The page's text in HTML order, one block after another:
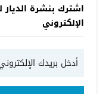
اشترك بنشرة الديار
الإلكتروني